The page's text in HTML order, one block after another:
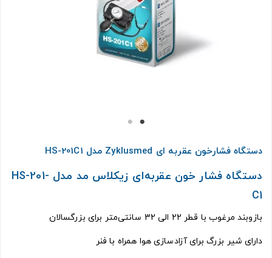
دستگاه فشارخون عقربه ای Zyklusmed مدل HS-201C1
دستگاه فشار خون عقربه‌ای زیکلاس مد مدل HS-201-
C1
بازوبند مرغوب با قطر 22 الی 32 سانتی‌متر برای بزرگسالان
دارای شیر بزرگ برای آزادسازی هوا همراه با فنر